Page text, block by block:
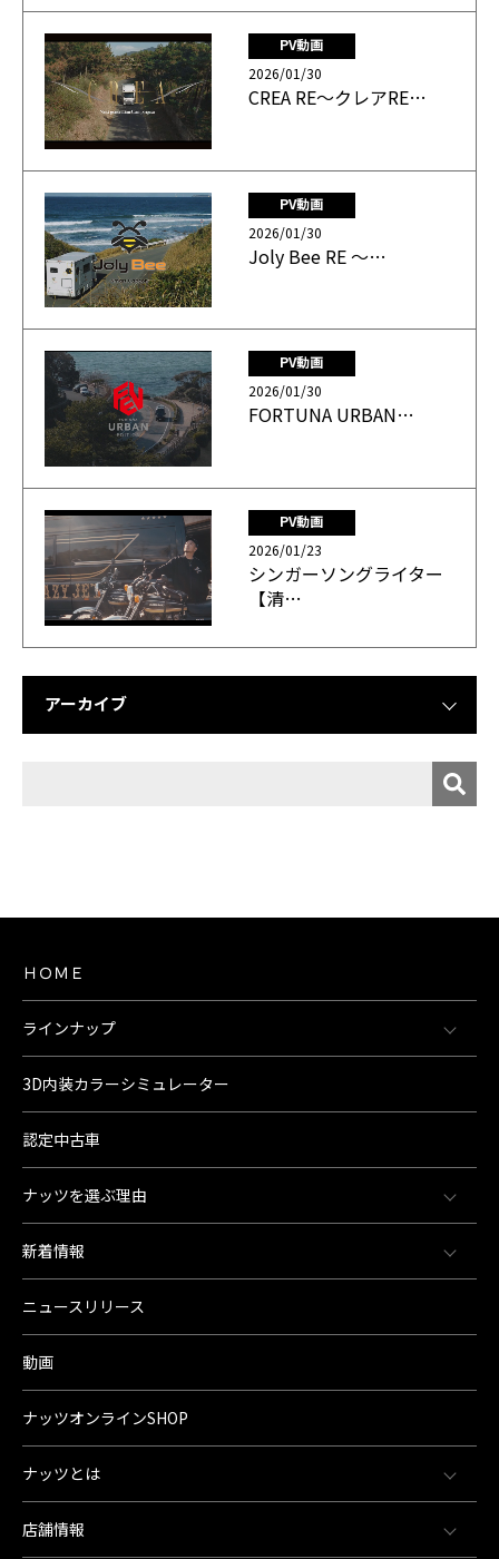
PV動画
2026/01/30
CREA RE～クレアRE…
PV動画
2026/01/30
Joly Bee RE ～…
PV動画
2026/01/30
FORTUNA URBAN…
PV動画
2026/01/23
シンガーソングライター
【清…
アーカイブ
ＨＯＭＥ
ラインナップ
3D内装カラーシミュレーター
認定中古車
ナッツを選ぶ理由
新着情報
ニュースリリース
動画
ナッツオンラインSHOP
ナッツとは
店舗情報